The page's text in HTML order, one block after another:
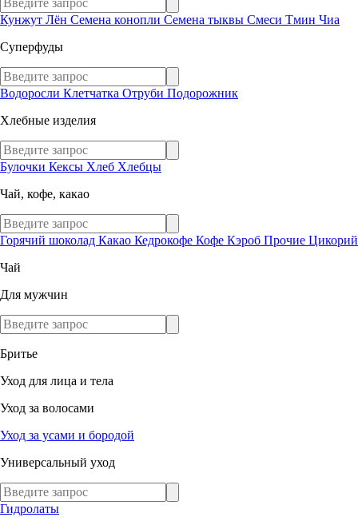
Кунжут Лён Семена конопли Семена тыквы Смеси Тмин Чиа
Суперфуды
Водоросли Клетчатка Отруби Подорожник
Хлебные изделия
Булочки Кексы Хлеб Хлебцы
Чай, кофе, какао
Горячий шоколад Какао Кедрокофе Кофе Кэроб Прочие Цикорий
Чай
Для мужчин
Бритье
Уход для лица и тела
Уход за волосами
Уход за усами и бородой
Универсальный уход
Гидролаты